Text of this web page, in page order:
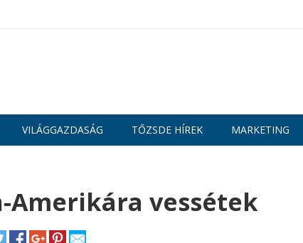
VILÁGGAZDASÁG TŐZSDE HÍREK MARKETING
Amerikára vessétek